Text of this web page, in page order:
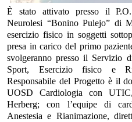
È stato attivato presso il
Neurolesi “Bonino Pulejo” di
esercizio fisico in soggetti
presa in carico del primo
svolgeranno presso il Servizio
Sport, Esercizio fisico e
Responsabile del Progetto è il
UOSD Cardiologia con
Herberg; con l’equipe di
Anestesia e Rianimazione,